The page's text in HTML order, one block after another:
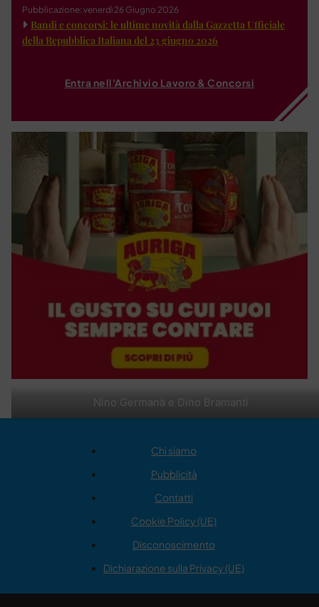
Nino Germanà e Dino Bramanti
Pubblicazione: venerdì 26 Giugno 2026
Bandi e concorsi: le ultime novità dalla Gazzetta Ufficiale
della Repubblica Italiana del 23 giugno 2026
Entra nell'Archivio Lavoro & Concorsi
Chi siamo
Pubblicità
Contatti
Cookie Policy (UE)
Disconoscimento
Dichiarazione sulla Privacy (UE)